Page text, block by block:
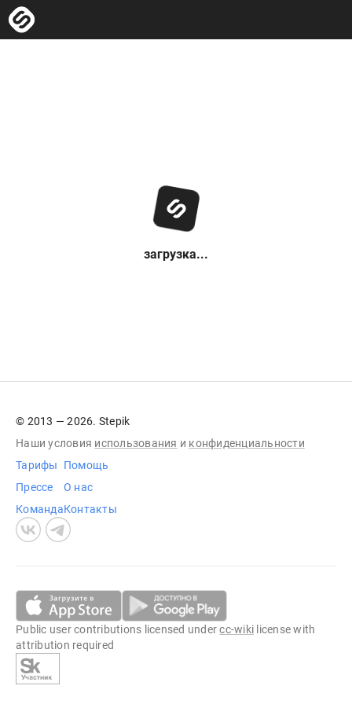
загрузка...
© 2013 — 2026. Stepik
Наши условия использования и конфиденциальности
Тарифы
Прессе
Команда
Помощь
О нас
Контакты
Public user contributions licensed undercc-wiki license with
attribution required